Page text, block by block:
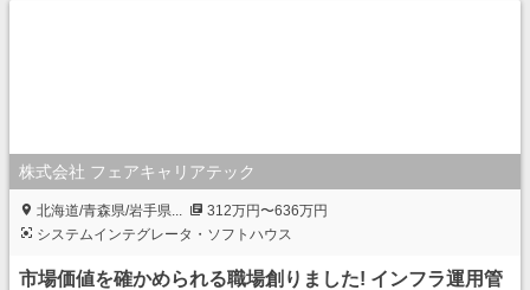
株式会社 フェアキャリアテック
北海道/青森県/岩手県...
312万円〜636万円
システムインテグレータ・ソフトハウス
市場価値を確かめられる職場創りました! インフラ運用管